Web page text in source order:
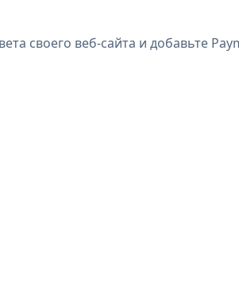
своего веб-сайта и добавьте